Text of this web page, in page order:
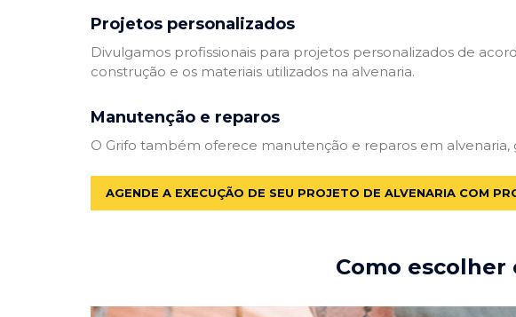
Projetos personalizados
Divulgamos profissionais para projetos personalizados de
construção e os materiais utilizados na alvenaria.
Manutenção e reparos
O Grifo também oferece manutenção e reparos em alvenaria,
AGENDE A EXECUÇÃO DE SEU PROJETO DE ALVENARIA COM
Como escolher